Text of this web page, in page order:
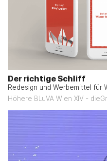
Der richtige Schliff
Redesign und Werbemittel für
Höhere BLuVA Wien XIV -